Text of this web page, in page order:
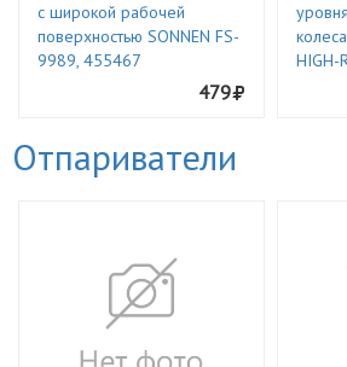
с широкой рабочей
поверхностью SONNEN FS-
9989, 455467
479
HIGH-
Отпариватели